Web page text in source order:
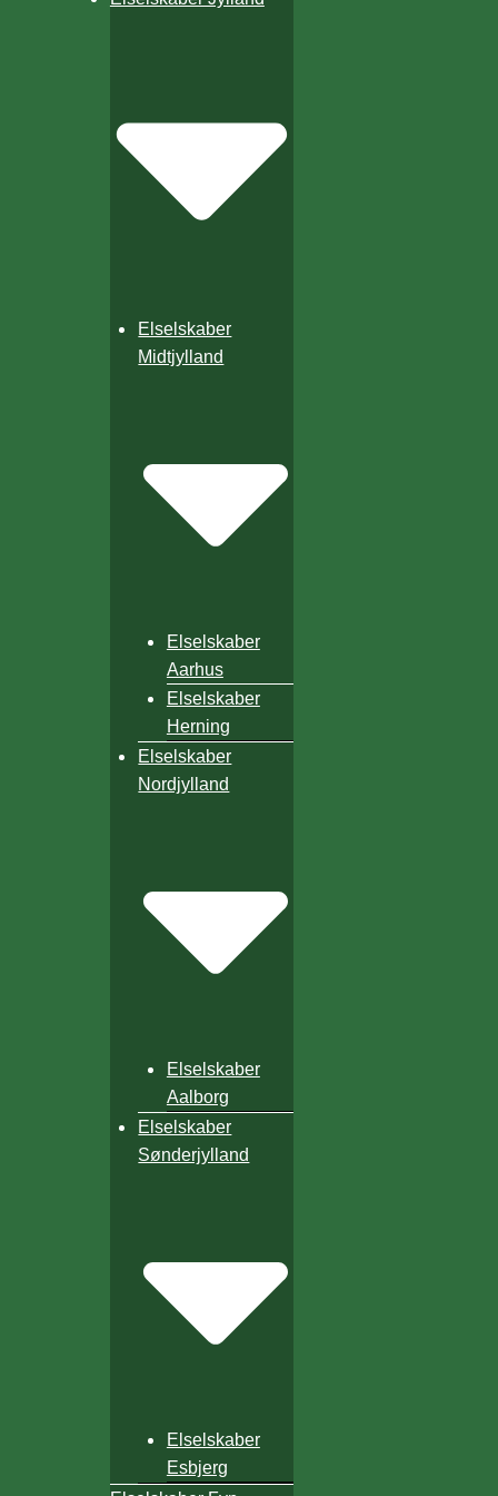
Elselskaber
Midtjylland
Elselskaber
Aarhus
Elselskaber
Herning
Elselskaber
Nordjylland
Elselskaber
Aalborg
Elselskaber
Sønderjylland
Elselskaber
Esbjerg